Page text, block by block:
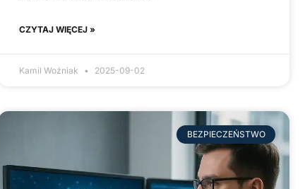
CZYTAJ WIĘCEJ »
Kamil Woźniak 2025-09-02
BEZPIECZEŃSTWO